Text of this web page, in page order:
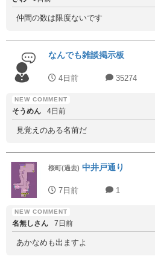
仲間の数は限度ないです
なんでも雑談掲示板
4日前 35274
そうめん 4日前
見覚えのある名前だ
桜町(過去) 中井戸通り
7日前 1
名無しさん 7日前
あかなめも出ますよ